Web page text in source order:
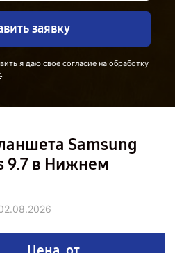
заявку
я даю свое согласие на обработку
.
Samsung
9.7 в Нижнем